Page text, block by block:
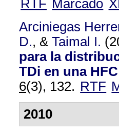
RTF Marcado
Arciniegas
D., & Taimal I.
para la
TDi en una HFC
6(3), 132. RTF
2010